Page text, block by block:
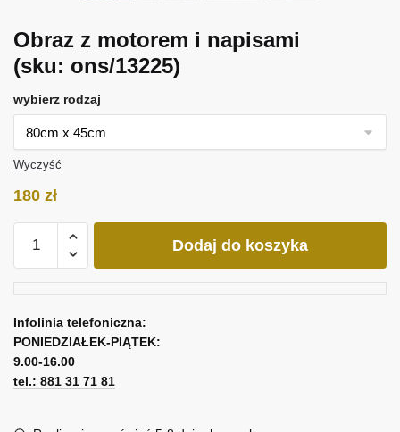
Obraz z motorem i napisami
(sku: ons/13225)
wybierz rodzaj
Wyczyść
180 zł
Obraz
i
napisami
Dodaj do koszyka
Infolinia telefoniczna:
PONIEDZIAŁEK-PIĄTEK:
9.00-16.00
tel.: 881 31 71 81